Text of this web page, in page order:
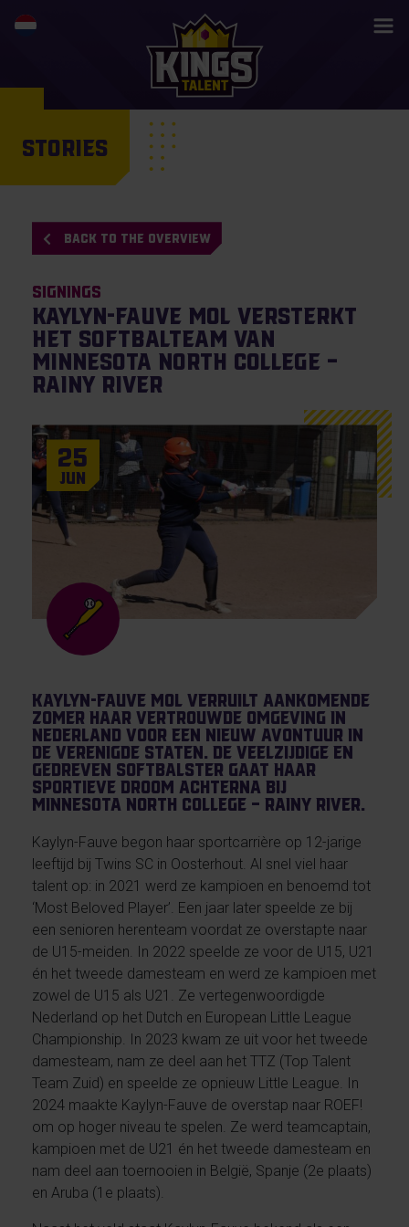
STORIES
BACK TO THE OVERVIEW
Signings
Kaylyn-Fauve Mol versterkt
het softbalteam van
Minnesota North College –
Rainy River
25
Jun
Kaylyn-Fauve Mol verruilt aankomende
zomer haar vertrouwde omgeving in
Nederland voor een nieuw avontuur in
de Verenigde Staten. De veelzijdige en
gedreven softbalster gaat haar
sportieve droom achterna bij
Minnesota North College – Rainy River.
Kaylyn-Fauve begon haar sportcarrière op 12-jarige
leeftijd bij Twins SC in Oosterhout. Al snel viel haar
talent op: in 2021 werd ze kampioen en benoemd tot
‘Most Beloved Player’. Een jaar later speelde ze bij
een senioren herenteam voordat ze overstapte naar
de U15-meiden. In 2022 speelde ze voor de U15, U21
én het tweede damesteam en werd ze kampioen met
zowel de U15 als U21. Ze vertegenwoordigde
Nederland op het Dutch en European Little League
Championship. In 2023 kwam ze uit voor het tweede
damesteam, nam ze deel aan het TTZ (Top Talent
Team Zuid) en speelde ze opnieuw Little League. In
2024 maakte Kaylyn-Fauve de overstap naar ROEF!
om op hoger niveau te spelen. Ze werd teamcaptain,
kampioen met de U21 én het tweede damesteam en
nam deel aan toernooien in België, Spanje (2e plaats)
en Aruba (1e plaats).